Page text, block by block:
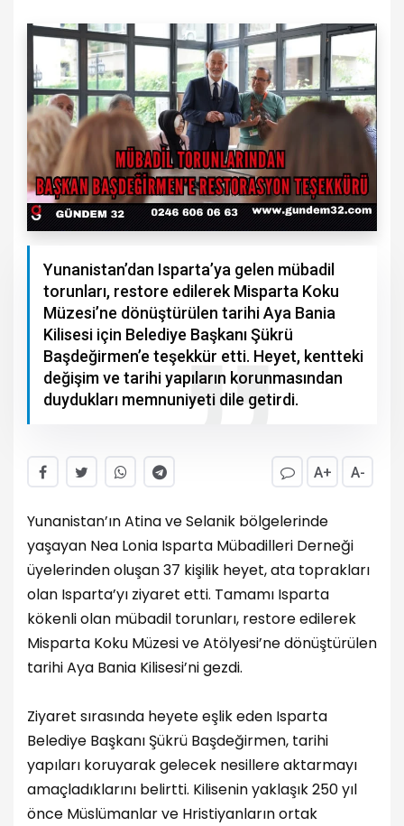
Yunanistan’dan Isparta’ya gelen mübadil
torunları, restore edilerek Misparta Koku
Müzesi’ne dönüştürülen tarihi Aya Bania
Kilisesi için Belediye Başkanı Şükrü
Başdeğirmen’e teşekkür etti. Heyet, kentteki
değişim ve tarihi yapıların korunmasından
duydukları memnuniyeti dile getirdi.
A+ A-
Yunanistan’ın Atina ve Selanik bölgelerinde
yaşayan Nea Lonia Isparta Mübadilleri Derneği
üyelerinden oluşan 37 kişilik heyet, ata toprakları
olan Isparta’yı ziyaret etti. Tamamı Isparta
kökenli olan mübadil torunları, restore edilerek
Misparta Koku Müzesi ve Atölyesi’ne dönüştürülen
tarihi Aya Bania Kilisesi’ni gezdi.
Ziyaret sırasında heyete eşlik eden Isparta
Belediye Başkanı Şükrü Başdeğirmen, tarihi
yapıları koruyarak gelecek nesillere aktarmayı
amaçladıklarını belirtti. Kilisenin yaklaşık 250 yıl
önce Müslümanlar ve Hristiyanların ortak